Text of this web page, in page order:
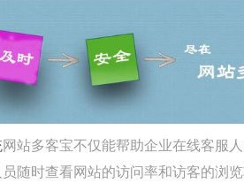
网站多客宝不仅能帮助企业在线客服
随时查看网站的访问率和访客的浏览